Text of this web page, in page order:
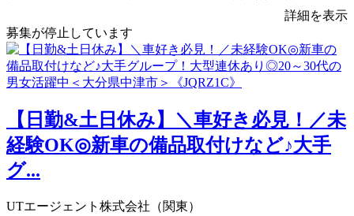
詳細を表示
募集が停止しています
【日勤&土日休み】＼車好き必見！／未
経験OK◎新車の備品取付けなど♪大手
グ...
UTエージェント株式会社（関東）